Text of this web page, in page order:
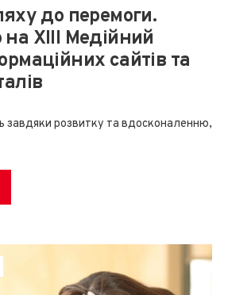
до перемоги.
XIII Медійний
сайтів та
завдяки розвитку та вдосконаленню,